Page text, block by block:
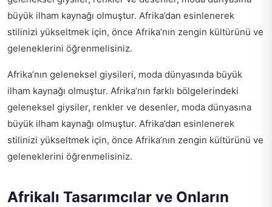
büyük ilham kaynağı olmuştur. Afrika’dan esinlenerek
stilinizi yükseltmek için, önce Afrika’nın zengin kültürünü ve
geleneklerini öğrenmelisiniz.
Afrika’nın geleneksel giysileri, moda dünyasında büyük
ilham kaynağı olmuştur. Afrika’nın farklı bölgelerindeki
geleneksel giysiler, renkler ve desenler, moda dünyasına
büyük ilham kaynağı olmuştur. Afrika’dan esinlenerek
stilinizi yükseltmek için, önce Afrika’nın zengin kültürünü ve
geleneklerini öğrenmelisiniz.
Afrikalı Tasarımcılar ve Onların